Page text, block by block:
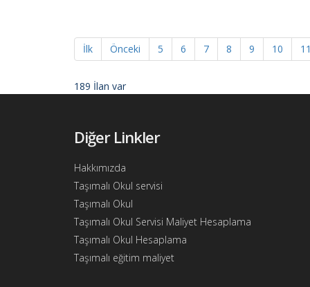
İlk Önceki 5 6 7 8 9 10 11
189 İlan var
Diğer Linkler
Hakkımızda
Taşımalı Okul servisi
Taşımalı Okul
Taşımalı Okul Servisi Maliyet Hesaplama
Taşımalı Okul Hesaplama
Taşımalı eğitim maliyet